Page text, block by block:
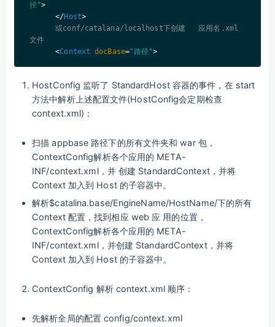
径">
</Host>
      或conf/catalana/localhost下创建   应用名.xml
文件
<Context docBase="路径">
HostConfig 监听了 StandardHost 容器的事件，在 start
方法中解析上述配置文件(HostConfig会定期检查
context.xml)：
扫描 appbase 路径下的所有文件夹和 war 包，
ContextConfig解析各个应用的 META-
INF/context.xml，并 创建 StandardContext，并将
Context 加入到 Host 的子容器中。
解析$catalina.base/EngineName/HostName/下的所有
Context 配置，找到相应 web 应 用的位置，
ContextConfig解析各个应用的 META-
INF/context.xml，并创建 StandardContext，并将
Context 加入到 Host 的子容器中。
ContextConfig 解析 context.xml 顺序：
先解析全局的配置 config/context.xml